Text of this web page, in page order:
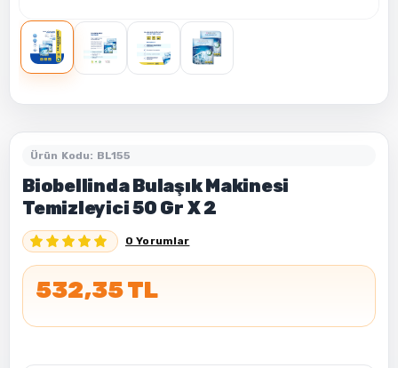
Ürün Kodu: BL155
Biobellinda Bulaşık Makinesi
Temizleyici 50 Gr X 2
0 Yorumlar
532,35 TL